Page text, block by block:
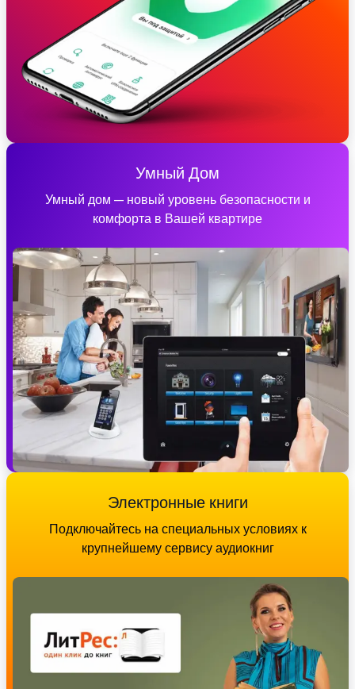
Умный Дом
Умный дом — новый уровень безопасности и
комфорта в Вашей квартире
Электронные книги
Подключайтесь на специальных условиях к
крупнейшему сервису аудиокниг